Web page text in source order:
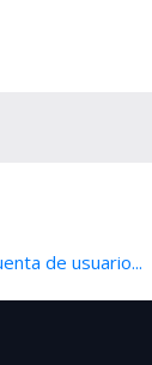
de usuario...